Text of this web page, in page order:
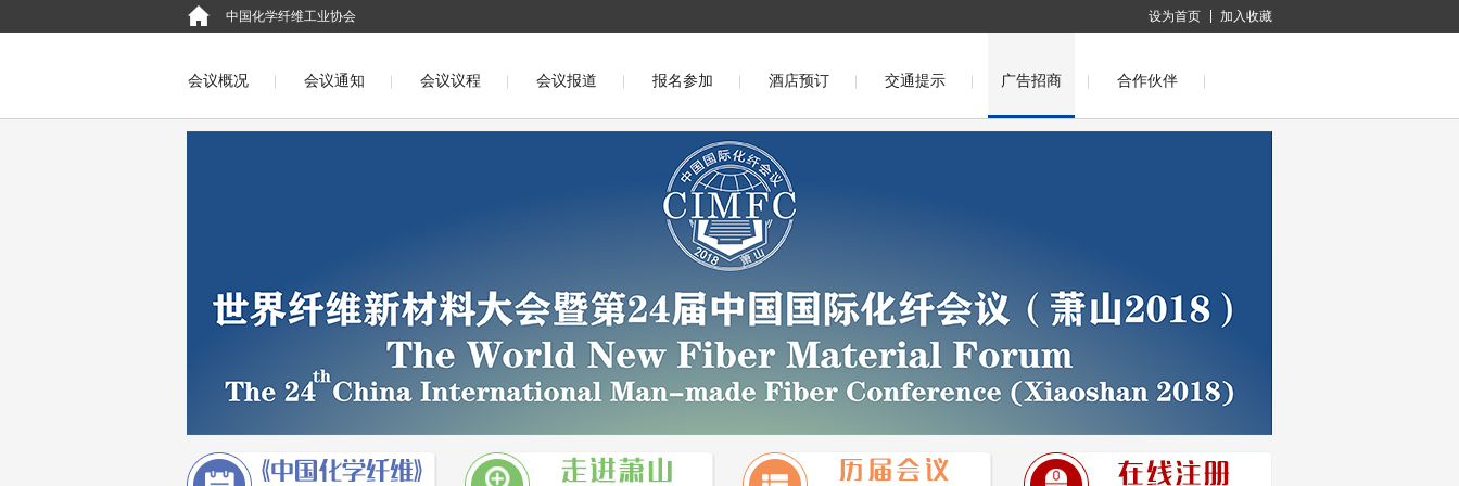
设为首页 加入收藏
中国化学纤维工业协会
会议概况 会议通知 会议议程 会议报道 报名参加 酒店预订 交通提示 广告招商 合作伙伴
第二十一届中国国际化纤会议（盛泽2015）
第十九届中国国际化纤会议（桐乡2013）
第十七届中国国际化纤会议(吴江2011) 第十六届中国国际化纤会议(吴江2010) 第十五届中国国际化纤会议(萧山2009)